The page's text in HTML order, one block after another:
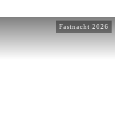
Fastnacht 2026